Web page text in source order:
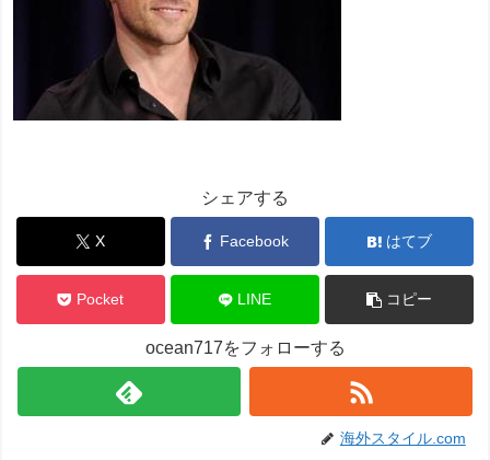
シェアする
X Facebook はてブ
Pocket LINE コピー
ocean717をフォローする
海外スタイル.com